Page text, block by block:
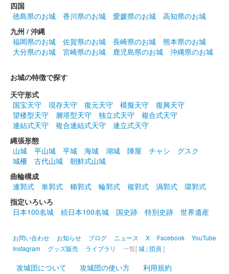
四国
徳島県のお城
香川県のお城 愛媛県のお城
高知県のお城
九州 / 沖縄
福岡県のお城
佐賀県のお城 長崎県のお城
熊本県のお城
大分県のお城
宮崎県のお城 鹿児島県のお城 沖縄県のお城
お城の特徴で探す
天守形式
国宝天守
現存天守 復元天守 模擬天守
復興天守
望楼型天守
層塔型天守 独立式天守
複合式天守
連結式天守
複合連結式天守
連立式天守
縄張形態
山城
平山城 平城 海城 湖城 陣屋 チャシ
グスク
城柵
古代山城
朝鮮式山城
曲輪構成
連郭式
単郭式 梯郭式 輪郭式 複郭式 渦郭式
環郭式
指定いろいろ
日本100名城
続日本100名城 国史跡 特別史跡 世界遺産
お問い合わせ お知らせ ブログ ニュース X Facebook
YouTube
Instagram
グッズ販売 ライブラリ 一覧[城 | 団員 ]
攻城団について 攻城団の使い方
利用規約